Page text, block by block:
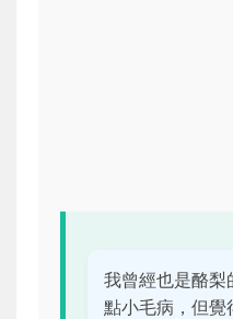
我曾經也是酪梨
點小毛病，但覺